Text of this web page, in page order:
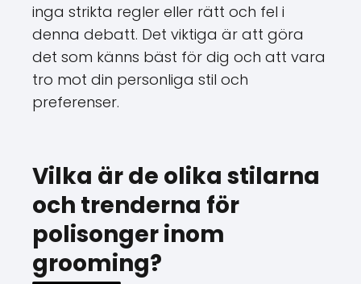
inga strikta regler eller rätt och fel i
denna debatt. Det viktiga är att göra
det som känns bäst för dig och att vara
tro mot din personliga stil och
preferenser.
Vilka är de olika stilarna
och trenderna för
polisonger inom
grooming?